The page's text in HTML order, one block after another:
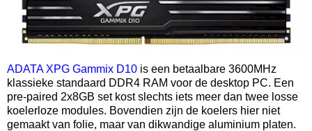
ADATA XPG Gammix D10 is een betaalbare 3600MHz
klassieke standaard DDR4 RAM voor de desktop PC. Een
pre-paired 2x8GB set kost slechts iets meer dan twee losse
koelerloze modules. Bovendien zijn de koelers hier niet
gemaakt van folie, maar van dikwandige aluminium platen.